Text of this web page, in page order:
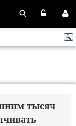
тысяч